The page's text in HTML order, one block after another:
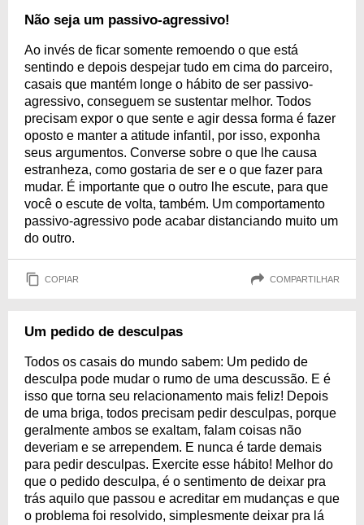
Não seja um passivo-agressivo!
Ao invés de ficar somente remoendo o que está
sentindo e depois despejar tudo em cima do parceiro,
casais que mantém longe o hábito de ser passivo-
agressivo, conseguem se sustentar melhor. Todos
precisam expor o que sente e agir dessa forma é fazer
oposto e manter a atitude infantil, por isso, exponha
seus argumentos. Converse sobre o que lhe causa
estranheza, como gostaria de ser e o que fazer para
mudar. É importante que o outro lhe escute, para que
você o escute de volta, também. Um comportamento
passivo-agressivo pode acabar distanciando muito um
do outro.
COPIAR COMPARTILHAR
Um pedido de desculpas
Todos os casais do mundo sabem: Um pedido de
desculpa pode mudar o rumo de uma descussão. E é
isso que torna seu relacionamento mais feliz! Depois
de uma briga, todos precisam pedir desculpas, porque
geralmente ambos se exaltam, falam coisas não
deveriam e se arrependem. E nunca é tarde demais
para pedir desculpas. Exercite esse hábito! Melhor do
que o pedido desculpa, é o sentimento de deixar pra
trás aquilo que passou e acreditar em mudanças e que
o problema foi resolvido, simplesmente deixar pra lá